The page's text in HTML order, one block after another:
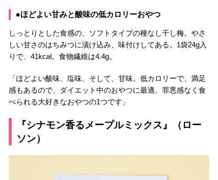
●ほどよい甘みと酸味の低カロリーおやつ
しっとりとした食感の、ソフトタイプの種なし干し梅。やさ
しい甘さのはちみつに漬け込み、味付けしてある。1袋24g入
りで、41kcal。食物繊維は4.4g。
「ほどよい酸味、塩味、そして、甘味。低カロリーで、満足
感もあるので、ダイエット中のおやつに最適。罪悪感なく食
べられる大好きなおやつの1つです」
『シナモン香るメープルミックス』（ロー
ソン）